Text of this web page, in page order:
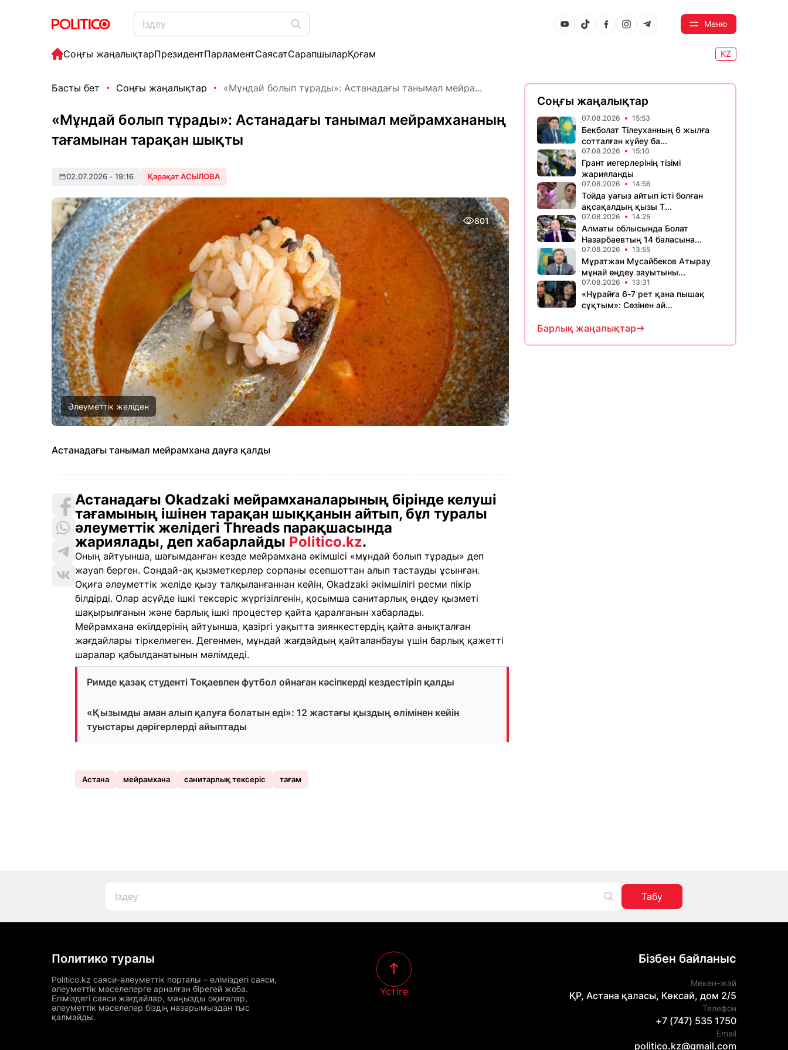
Меню
Соңғы жаңалықтарПрезидентПарламентСаясатСарапшыларҚоғам KZ
Басты бет Соңғы жаңалықтар «Мұндай болып тұрады»: Астанадағы танымал мейра...
«Мұндай болып тұрады»: Астанадағы танымал мейрамхананың
тағамынан тарақан шықты
02.07.2026 • 19:16 Қарақат АСЫЛОВА
801
Әлеуметтік желіден
Астанадағы танымал мейрамхана дауға қалды
Астанадағы Okadzaki мейрамханаларының бірінде келуші
тағамының ішінен тарақан шыққанын айтып, бұл туралы
әлеуметтік желідегі Threads парақшасында
жариялады, деп хабарлайды Politico.kz.
Оның айтуынша, шағымданған кезде мейрамхана әкімшісі «мұндай болып тұрады» деп
жауап берген. Сондай-ақ қызметкерлер сорпаны есепшоттан алып тастауды ұсынған.
Оқиға әлеуметтік желіде қызу талқыланғаннан кейін, Okadzaki әкімшілігі ресми пікір
білдірді. Олар асүйде ішкі тексеріс жүргізілгенін, қосымша санитарлық өңдеу қызметі
шақырылғанын және барлық ішкі процестер қайта қаралғанын хабарлады.
Мейрамхана өкілдерінің айтуынша, қазіргі уақытта зиянкестердің қайта анықталған
жағдайлары тіркелмеген. Дегенмен, мұндай жағдайдың қайталанбауы үшін барлық қажетті
шаралар қабылданатынын мәлімдеді.
Римде қазақ студенті Тоқаевпен футбол ойнаған кәсіпкерді кездестіріп қалды
«Қызымды аман алып қалуға болатын еді»: 12 жастағы қыздың өлімінен кейін
туыстары дәрігерлерді айыптады
Астана мейрамхана санитарлық тексеріс тағам
Соңғы жаңалықтар
07.08.2026 15:53
Бекболат Тілеуханның 6 жылға
сотталған күйеу ба...
07.08.2026 15:10
Грант иегерлерінің тізімі
жарияланды
07.08.2026 14:56
Тойда уағыз айтып істі болған
ақсақалдың қызы Т...
07.08.2026 14:25
Алматы облысында Болат
Назарбаевтың 14 баласына...
07.08.2026 13:55
Мұратжан Мұсайбеков Атырау
мұнай өңдеу зауытыны...
07.08.2026 13:31
«Нұрайға 6-7 рет қана пышақ
сұқтым»: Сөзінен ай...
Барлық жаңалықтар
Табу
Политико туралы
Politico.kz саяси-әлеуметтік порталы – еліміздегі саяси,
әлеуметтік мәселелерге арналған бірегей жоба.
Еліміздегі саяси жағдайлар, маңызды оқиғалар,
әлеуметтік мәселелер біздің назарымыздан тыс
қалмайды.
Үстіге
Бізбен байланыс
Мекен-жай
ҚР, Астана қаласы, Көксай, дом 2/5
Телефон
+7 (747) 535 1750
Email
politico.kz@gmail.com